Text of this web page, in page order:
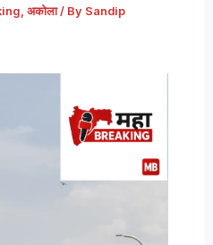
, अकोला/ By Sandip